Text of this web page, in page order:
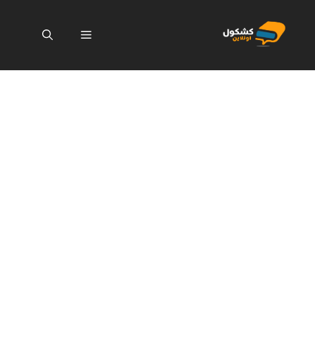
المحتوى
القائمة